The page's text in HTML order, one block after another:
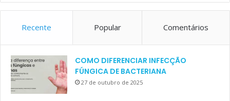
Recente Popular Comentários
COMO DIFERENCIAR INFECÇÃO
FÚNGICA DE BACTERIANA
27 de outubro de 2025